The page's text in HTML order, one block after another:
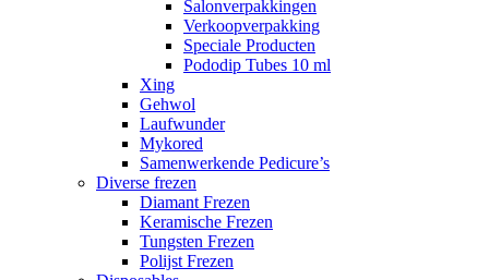
Salonverpakkingen
Verkoopverpakking
Speciale Producten
Pododip Tubes 10 ml
Xing
Gehwol
Laufwunder
Mykored
Samenwerkende Pedicure’s
Diverse frezen
Diamant Frezen
Keramische Frezen
Tungsten Frezen
Polijst Frezen